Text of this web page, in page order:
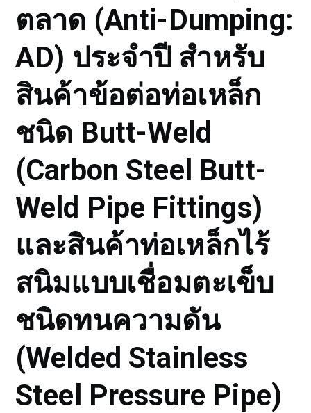
ตลาด (Anti-Dumping:
AD) ประจำปี สำหรับ
สินค้าข้อต่อท่อเหล็ก
ชนิด Butt-Weld
(Carbon Steel Butt-
Weld Pipe Fittings)
และสินค้าท่อเหล็กไร้
สนิมแบบเชื่อมตะเข็บ
ชนิดทนความดัน
(Welded Stainless
Steel Pressure Pipe)